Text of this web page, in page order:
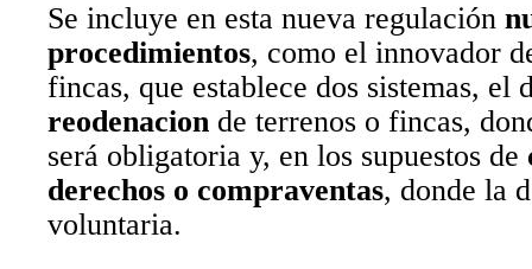
Se incluye en esta nueva regulación
procedimientos, como el innovador
fincas, que establece dos sistemas, el
reodenacion de terrenos o fincas,
será obligatoria y, en los supuestos de
derechos o compraventas, donde la
voluntaria.